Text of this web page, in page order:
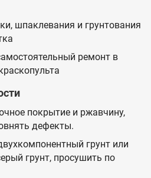
шпаклевания и грунтования
ремонт в
покрытие и ржавчину,
дефекты.
грунт или
грунт, просушить по